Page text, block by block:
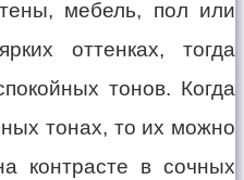
мебель, пол или
оттенках, тогда
тонов. Когда
тонах, то их можно
контрасте в сочных